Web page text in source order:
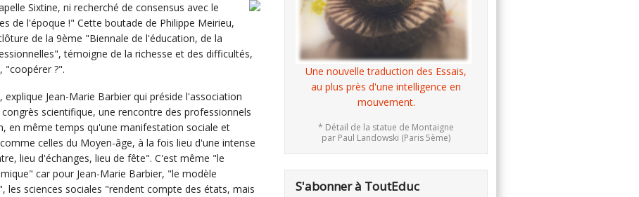
Sixtine, ni recherché de consensus avec le
de l'époque !" Cette boutade de Philippe Meirieu,
de la 9ème "Biennale de l'éducation, de la
témoigne de la richesse et des difficultés,
"coopérer ?".
Jean-Marie Barbier qui préside l'association
scientifique, une rencontre des professionnels
en même temps qu'une manifestation sociale et
celles du Moyen-âge, à la fois lieu d'une intense
lieu d'échanges, lieu de fête". C'est même "le
car pour Jean-Marie Barbier, "le modèle
les sciences sociales "rendent compte des états, mais
Une nouvelle traduction des Essais,
au plus près d'une intelligence en
mouvement.
* Détail de la statue de Montaigne
par Paul Landowski (Paris 5ème)
S'abonner à ToutEduc